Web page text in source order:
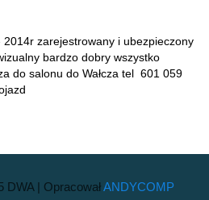
2014r zarejestrowany i ubezpieczony
bardzo dobry wszystko
do salonu do Wałcza tel 601 059
DWA | OpracowałANDYCOMP